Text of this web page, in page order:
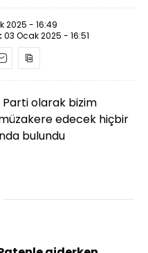
2025 - 16:49
03 Ocak 2025 - 16:51
Parti olarak bizim
edecek hiçbir
bulundu